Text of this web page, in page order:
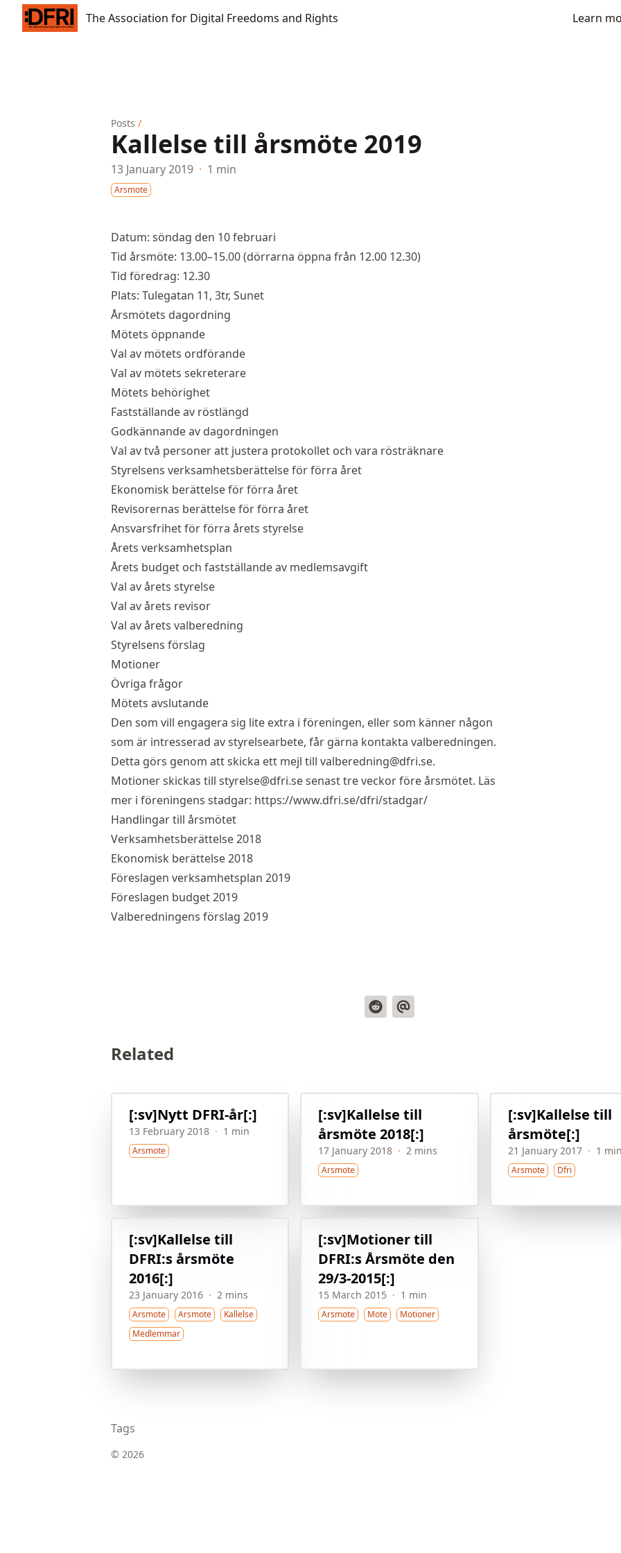
The Association for Digital Freedoms and Rights
The Association for Digital Freedoms and Rights Learn
Posts /
Kallelse till årsmöte 2019
13 January 2019 · 1 min
Arsmote
Datum: söndag den 10 februari
Tid årsmöte: 13.00–15.00 (dörrarna öppna från 12.00 12.30)
Tid föredrag: 12.30
Plats: Tulegatan 11, 3tr, Sunet
Årsmötets dagordning
Mötets öppnande
Val av mötets ordförande
Val av mötets sekreterare
Mötets behörighet
Fastställande av röstlängd
Godkännande av dagordningen
Val av två personer att justera protokollet och vara rösträknare
Styrelsens verksamhetsberättelse för förra året
Ekonomisk berättelse för förra året
Revisorernas berättelse för förra året
Ansvarsfrihet för förra årets styrelse
Årets verksamhetsplan
Årets budget och fastställande av medlemsavgift
Val av årets styrelse
Val av årets revisor
Val av årets valberedning
Styrelsens förslag
Motioner
Övriga frågor
Mötets avslutande
Den som vill engagera sig lite extra i föreningen, eller som känner någon
som är intresserad av styrelsearbete, får gärna kontakta valberedningen.
Detta görs genom att skicka ett mejl till valberedning@dfri.se.
Motioner skickas till styrelse@dfri.sesenast tre veckor före årsmötet. Läs
mer i föreningens stadgar: https://www.dfri.se/dfri/stadgar/
Handlingar till årsmötet
Verksamhetsberättelse 2018
Ekonomisk berättelse 2018
Föreslagen verksamhetsplan 2019
Föreslagen budget 2019
Valberedningens förslag 2019
Related
[:sv]Nytt DFRI-år[:]
13 February 2018 · 1 min
Arsmote
[:sv]Kallelse till
årsmöte 2018[:]
17 January 2018 · 2 mins
Arsmote
[:sv]Kallelse till
årsmöte[:]
21 January 2017 · 1
Arsmote Dfri
[:sv]Kallelse till
DFRI:s årsmöte
2016[:]
23 January 2016 · 2 mins
Arsmote Arsmote
Kallelse
Medlemmar
[:sv]Motioner till
DFRI:s Årsmöte den
29/3-2015[:]
15 March 2015 · 1 min
Arsmote Mote Motioner
Tags
© 2026